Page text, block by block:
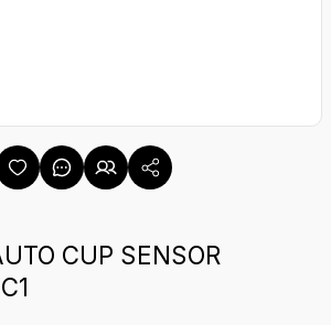
CUP SENSOR